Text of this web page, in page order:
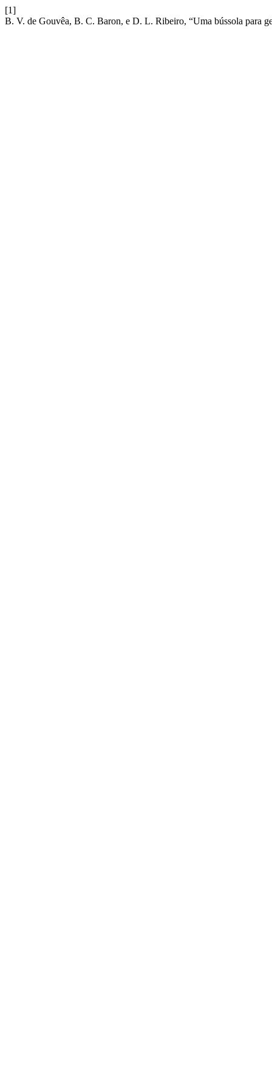
[1]
B. V. de Gouvêa, B. C. Baron, e D. L. Ribeiro, “Uma bússola para